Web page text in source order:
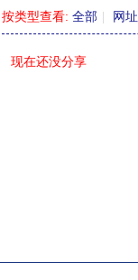
按类型查看: 全部 网址
现在还没分享